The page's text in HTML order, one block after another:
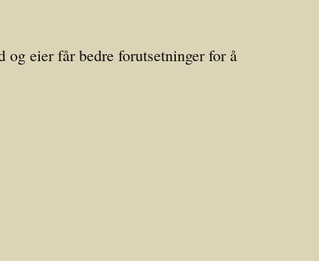
og eier får bedre forutsetninger for å